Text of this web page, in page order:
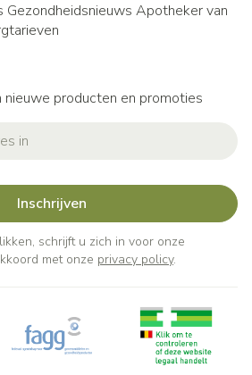
Gezondheidsnieuws Apotheker van
producten en promoties
Inschrijven
schrijft u zich in voor onze
met onze privacy policy.